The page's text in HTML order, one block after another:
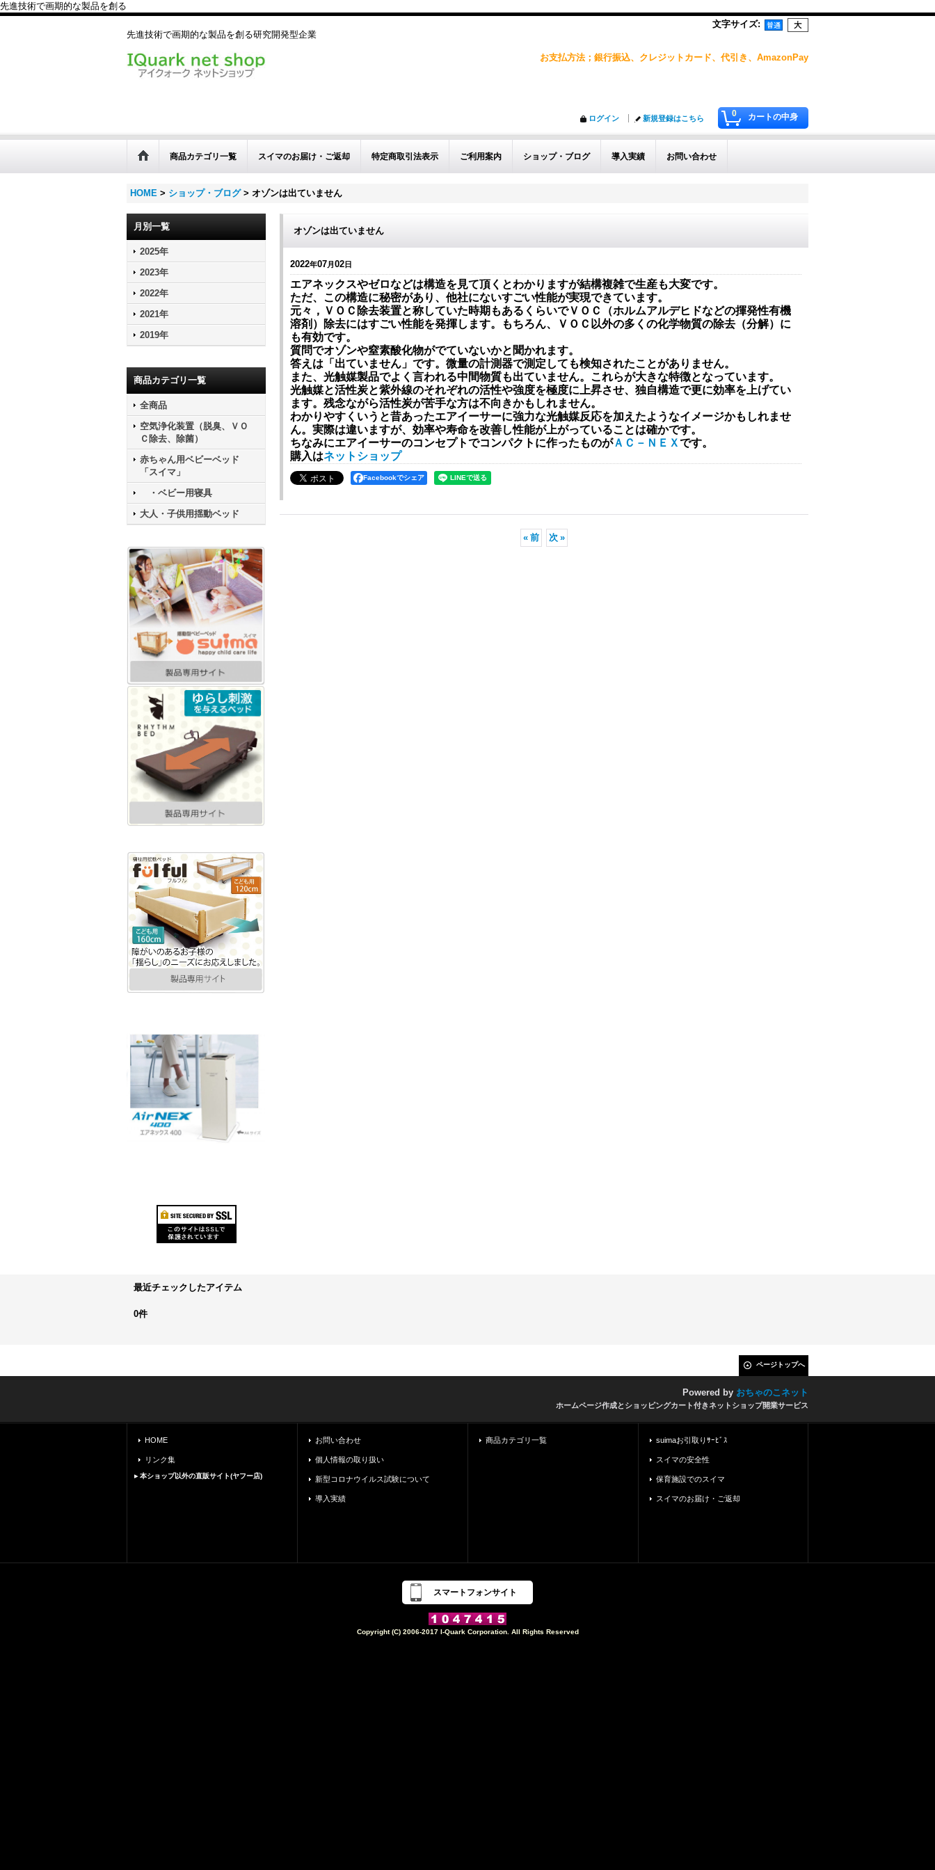
先進技術で画期的な製品を創る
先進技術で画期的な製品を創る研究開発型企業
文字サイズ:
お支払方法；銀行振込、クレジットカード、代引き、AmazonPay
0 カートの中身
ログイン 新規登録はこちら
商品カテゴリ一覧 スイマのお届け・ご返却 特定商取引法表示 ご利用案内 ショップ・ブログ 導入実績 お問い合わせ
HOME > ショップ・ブログ > オゾンは出ていません
月別一覧
2025年
2023年
2022年
2021年
2019年
商品カテゴリ一覧
全商品
空気浄化装置（脱臭、ＶＯ
Ｃ除去、除菌）
赤ちゃん用ベビーベッド
「スイマ」
・ベビー用寝具
大人・子供用揺動ベッド
オゾンは出ていません
2022年07月02日
エアネックスやゼロなどは構造を見て頂くとわかりますが結構複雑で生産も大変です。
ただ、この構造に秘密があり、他社にないすごい性能が実現できています。
元々，ＶＯＣ除去装置と称していた時期もあるくらいでＶＯＣ（ホルムアルデヒドなどの揮発性有機
溶剤）除去にはすごい性能を発揮します。もちろん、ＶＯＣ以外の多くの化学物質の除去（分解）に
も有効です。
質問でオゾンや窒素酸化物がでていないかと聞かれます。
答えは「出ていません」です。微量の計測器で測定しても検知されたことがありません。
また、光触媒製品でよく言われる中間物質も出ていません。これらが大きな特徴となっています。
光触媒と活性炭と紫外線のそれぞれの活性や強度を極度に上昇させ、独自構造で更に効率を上げてい
ます。残念ながら活性炭が苦手な方は不向きかもしれません。
わかりやすくいうと昔あったエアイーサーに強力な光触媒反応を加えたようなイメージかもしれませ
ん。実際は違いますが、効率や寿命を改善し性能が上がっていることは確かです。
ちなみにエアイーサーのコンセプトでコンパクトに作ったものがＡＣ－ＮＥＸです。
購入はネットショップ
Facebookでシェア
« 前 次 »
最近チェックしたアイテム
0件
ページトップへ
Powered by おちゃのこネット
ホームページ作成とショッピングカート付きネットショップ開業サービス
HOME
リンク集
▸ 本ショップ以外の直販サイト(ヤフー店)
お問い合わせ
個人情報の取り扱い
新型コロナウイルス試験について
導入実績
商品カテゴリ一覧 suimaお引取りｻｰﾋﾞｽ
スイマの安全性
保育施設でのスイマ
スイマのお届け・ご返却
スマートフォンサイト
Copyright (C) 2006-2017 I-Quark Corporation. All Rights Reserved